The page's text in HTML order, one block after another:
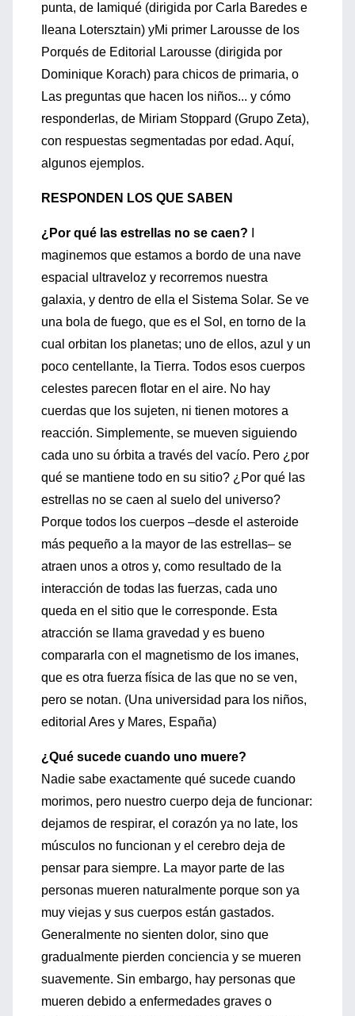
punta, de Iamiqué (dirigida por Carla Baredes e
Ileana Lotersztain) yMi primer Larousse de los
Porqués de Editorial Larousse (dirigida por
Dominique Korach) para chicos de primaria, o
Las preguntas que hacen los niños... y cómo
responderlas, de Miriam Stoppard (Grupo Zeta),
con respuestas segmentadas por edad. Aquí,
algunos ejemplos.
RESPONDEN LOS QUE SABEN
¿Por qué las estrellas no se caen?
maginemos que estamos a bordo de una nave
espacial ultraveloz y recorremos nuestra
galaxia, y dentro de ella el Sistema Solar. Se ve
una bola de fuego, que es el Sol, en torno de la
cual orbitan los planetas; uno de ellos, azul y un
poco centellante, la Tierra. Todos esos cuerpos
celestes parecen flotar en el aire. No hay
cuerdas que los sujeten, ni tienen motores a
reacción. Simplemente, se mueven siguiendo
cada uno su órbita a través del vacío. Pero ¿por
qué se mantiene todo en su sitio? ¿Por qué las
estrellas no se caen al suelo del universo?
Porque todos los cuerpos –desde el asteroide
más pequeño a la mayor de las estrellas– se
atraen unos a otros y, como resultado de la
interacción de todas las fuerzas, cada uno
queda en el sitio que le corresponde. Esta
atracción se llama gravedad y es bueno
compararla con el magnetismo de los imanes,
que es otra fuerza física de las que no se ven,
pero se notan. (Una universidad para los niños,
editorial Ares y Mares, España)
¿Qué sucede cuando uno muere?
Nadie sabe exactamente qué sucede cuando
morimos, pero nuestro cuerpo deja de funcionar:
dejamos de respirar, el corazón ya no late, los
músculos no funcionan y el cerebro deja de
pensar para siempre. La mayor parte de las
personas mueren naturalmente porque son ya
muy viejas y sus cuerpos están gastados.
Generalmente no sienten dolor, sino que
gradualmente pierden conciencia y se mueren
suavemente. Sin embargo, hay personas que
mueren debido a enfermedades graves o